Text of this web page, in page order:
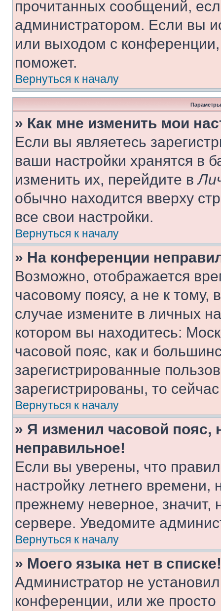
прочитанных сообщений,
администратором. Если вы
или выходом с
поможет.
Вернуться к началу
Параметры
» Как мне изменить мои
Если вы являетесь
ваши настройки хранятся в
изменить их, перейдите в
обычно находится вверху
все свои настройки.
Вернуться к началу
» На конференции
Возможно, отображается
часовому поясу, а не к тому,
случае измените в личных
котором вы находитесь:
часовой пояс, как и
зарегистрированные
зарегистрированы, то
Вернуться к началу
» Я изменил часовой пояс,
неправильное!
Если вы уверены, что
настройку летнего
прежнему неверное, значит,
сервере. Уведомите
Вернуться к началу
» Моего языка нет в списке!
Администратор не
конференции, или же